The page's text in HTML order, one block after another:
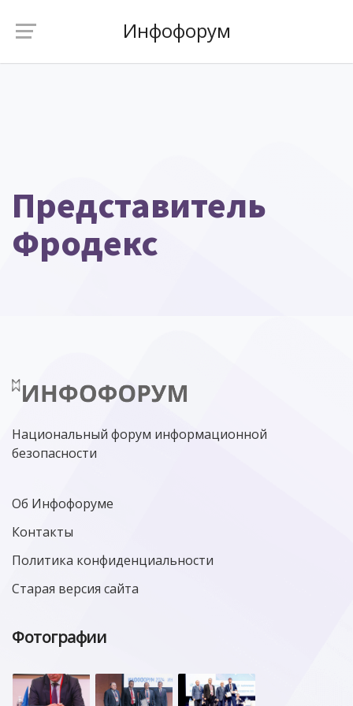
Инфофорум
Представитель
Фродекс
Национальный форум информационной
безопасности
Об Инфофоруме
Контакты
Политика конфиденциальности
Старая версия сайта
Фотографии